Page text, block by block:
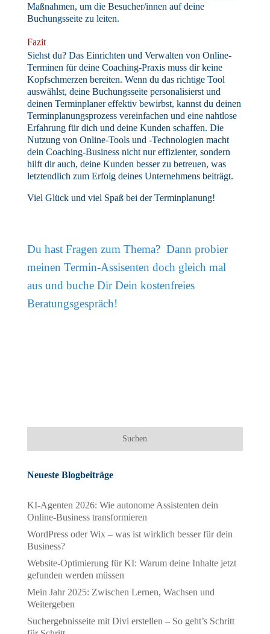
Maßnahmen, um die Besucher/innen auf deine
Buchungsseite zu leiten.
Fazit
Siehst du? Das Einrichten und Verwalten von Online-
Terminen für deine Coaching-Praxis muss dir keine
Kopfschmerzen bereiten. Wenn du das richtige Tool
auswählst, deine Buchungsseite personalisierst und
deinen Terminplaner effektiv bewirbst, kannst du deinen
Terminplanungsprozess vereinfachen und eine nahtlose
Erfahrung für dich und deine Kunden schaffen. Die
Nutzung von Online-Tools und -Technologien macht
dein Coaching-Business nicht nur effizienter, sondern
hilft dir auch, deine Kunden besser zu betreuen, was
letztendlich zum Erfolg deines Unternehmens beiträgt.
Viel Glück und viel Spaß bei der Terminplanung!
Du hast Fragen zum Thema? Dann probier
meinen Termin-Assisenten doch gleich mal
aus und buche Dir Dein kostenfreies
Beratungsgespräch!
Neueste Blogbeiträge
KI-Agenten 2026: Wie autonome Assistenten dein
Online-Business transformieren
WordPress oder Wix – was ist wirklich besser für dein
Business?
Website-Optimierung für KI: Warum deine Inhalte jetzt
gefunden werden müssen
Mein Jahr 2025: Zwischen Lernen, Wachsen und
Weitergeben
Suchergebnisseite mit Divi erstellen – So geht’s Schritt